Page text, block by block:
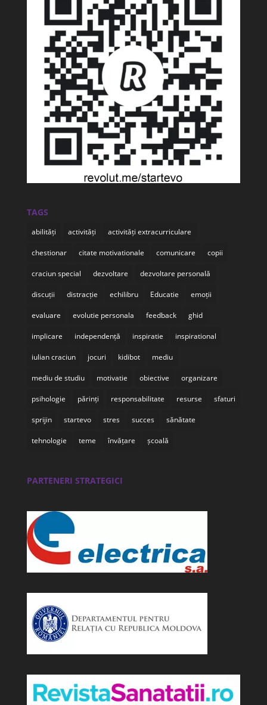
TAGS
abilități activități activități extracurriculare
chestionar citate motivationale comunicare copii
craciun special dezvoltare dezvoltare personală
discuții distracție echilibru Educatie emoții
evaluare evolutie personala feedback ghid
implicare independență inspiratie inspirational
iulian craciun jocuri kidibot mediu
mediu de studiu motivatie obiective organizare
psihologie părinți responsabilitate resurse sfaturi
sprijin startevo stres succes sănătate
tehnologie teme învățare școală
PARTENERI STRATEGICI